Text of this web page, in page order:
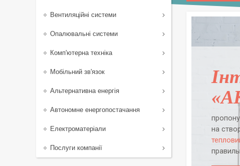
на
Вентиляційні системи
Опалювальні системи
Комп'ютерна техніка
Мобільний зв'язок
Альтернативна енергія
Автономне енергопостачання
Електроматеріали
Послуги компанії